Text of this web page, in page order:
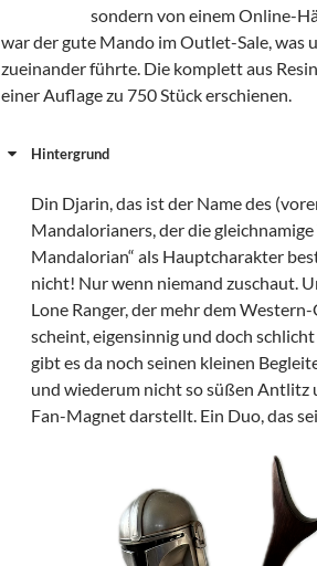
sondern von einem Online-
war der gute Mando im Outlet-Sale, was
zueinander führte. Die komplett aus
einer Auflage zu 750 Stück erschienen.
Hintergrund
Din Djarin, das ist der Name des
Mandalorianers, der die gleichnamige
Mandalorian“ als Hauptcharakter
nicht! Nur wenn niemand zuschaut.
Lone Ranger, der mehr dem
scheint, eigensinnig und doch
gibt es da noch seinen kleinen
und wiederum nicht so süßen Antlitz
Fan-Magnet darstellt. Ein Duo, das